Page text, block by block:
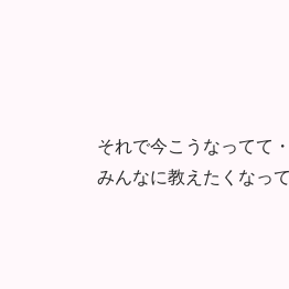
それで今こうなってて
みんなに教えたくなって